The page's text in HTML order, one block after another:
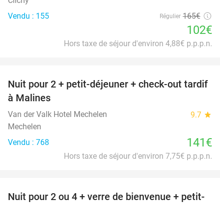
Vendu : 155
Régulier 165€
102€
Hors taxe de séjour d'environ 4,88€ p.p.p.n.
Nuit pour 2 + petit-déjeuner + check-out tardif
à Malines
Van der Valk Hotel Mechelen 9.7 star
Mechelen
Vendu : 768
141€
Hors taxe de séjour d'environ 7,75€ p.p.p.n.
Nuit pour 2 ou 4 + verre de bienvenue + petit-